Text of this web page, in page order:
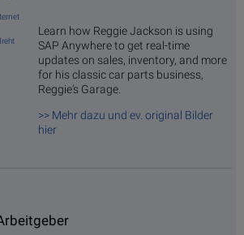
Learn how Reggie Jackson is using
SAP Anywhere to get real-time
updates on sales, inventory, and more
for his classic car parts business,
Reggie's Garage.
>> Mehr dazu und ev. original Bilder
hier